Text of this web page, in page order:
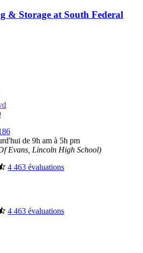
& Storage at South Federal
de 9h am à 5h pm
Evans, Lincoln High School)
4 463 évaluations
4 463 évaluations